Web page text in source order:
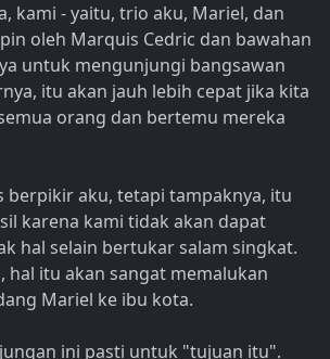
kami - yaitu, trio aku, Mariel, dan
oleh Marquis Cedric dan bawahan
untuk mengunjungi bangsawan
itu akan jauh lebih cepat jika kita
orang dan bertemu mereka
berpikir aku, tetapi tampaknya, itu
karena kami tidak akan dapat
hal selain bertukar salam singkat.
hal itu akan sangat memalukan
Mariel ke ibu kota.
ini pasti untuk "tujuan itu".